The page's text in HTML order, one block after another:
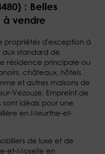
: Belles
à vendre
propriétés d'exception à
aux standard de
résidence principale ou
châteaux, hôtels
et autres maisons de
Vezouze. Empreint de
idéals pour une
en Meurthe-et-
de luxe et de
et-Moselle en